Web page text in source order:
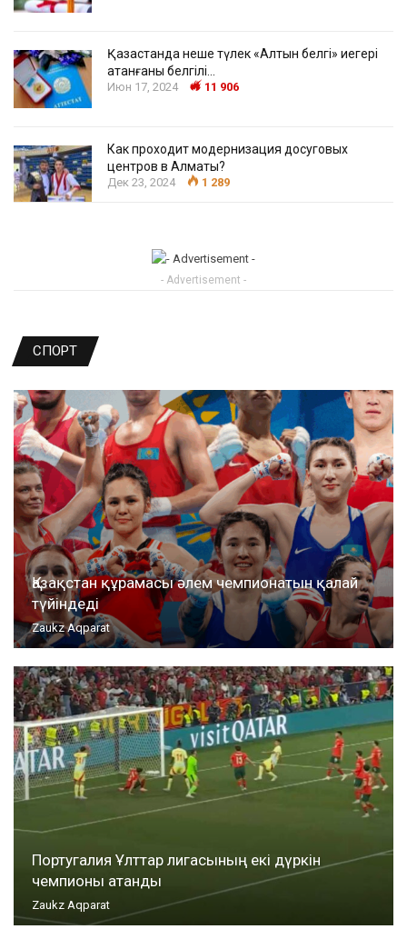
Қазақстанда неше түлек «Алтын белгі» иегері
атанғаны белгілі…
Июн 17, 2024 11 906
Как проходит модернизация досуговых
центров в Алматы?
Дек 23, 2024 1 289
- Advertisement -
СПОРТ
Қазақстан құрамасы әлем чемпионатын қалай
түйіндеді
Zaukz Aqparat
Португалия Ұлттар лигасының екі дүркін
чемпионы атанды
Zaukz Aqparat